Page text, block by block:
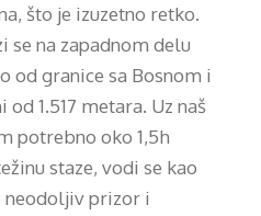
što je izuzetno retko.
se na zapadnom delu
od granice sa Bosnom i
1.517 metara. Uz naš
potrebno oko 1,5h
staze, vodi se kao
neodoljiv prizor i